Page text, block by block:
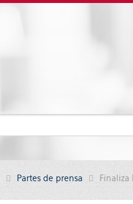
Partes de prensa Finaliza